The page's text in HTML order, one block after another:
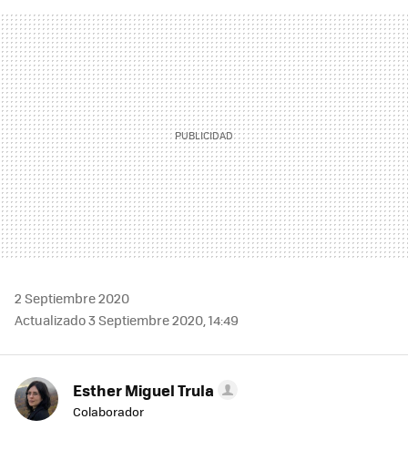
MAIL
2 Septiembre 2020
Actualizado 3 Septiembre 2020, 14:49
Esther Miguel Trula
Colaborador